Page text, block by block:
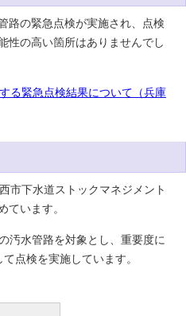
路の緊急点検が実施され、点検
性の高い箇所はありませんでし
る緊急点検結果について（兵庫
市下水道ストックマネジメント
ています。
汚水管路を対象とし、重要度に
点検を実施しています。